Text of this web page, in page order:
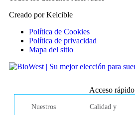
Creado por Kelcible
Política de Cookies
Política de privacidad
Mapa del sitio
Acceso rápido
Nuestros Calidad y